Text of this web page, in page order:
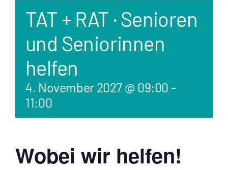
TAT + RAT · Senioren
und Seniorinnen
helfen
4. November 2027 @ 09:00 -
11:00
Wobei wir helfen!